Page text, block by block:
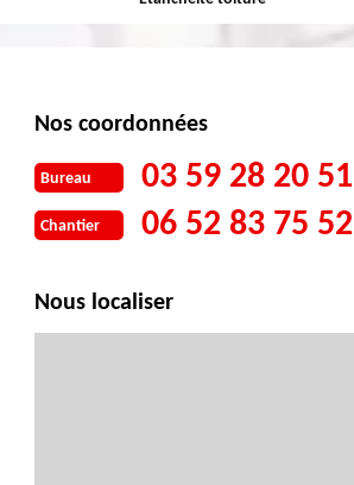
Nos coordonnées
Bureau 03 59 28 20 51
Chantier 06 52 83 75 52
Nous localiser